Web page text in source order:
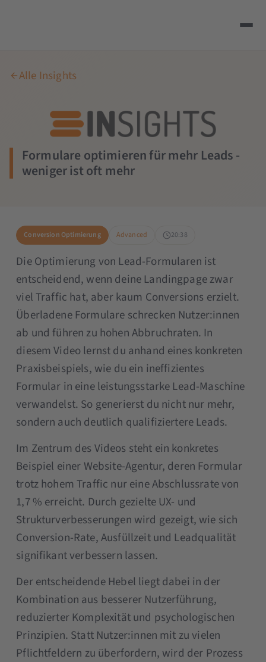
Alle Insights
Formulare optimieren für mehr Leads -
weniger ist oft mehr
Conversion Optimierung Advanced 20:38
Die Optimierung von Lead-Formularen ist
entscheidend, wenn deine Landingpage zwar
viel Traffic hat, aber kaum Conversions erzielt.
Überladene Formulare schrecken Nutzer:innen
ab und führen zu hohen Abbruchraten. In
diesem Video lernst du anhand eines konkreten
Praxisbeispiels, wie du ein ineffizientes
Formular in eine leistungsstarke Lead-Maschine
verwandelst. So generierst du nicht nur mehr,
sondern auch deutlich qualifiziertere Leads.
Im Zentrum des Videos steht ein konkretes
Beispiel einer Website-Agentur, deren Formular
trotz hohem Traffic nur eine Abschlussrate von
1,7 % erreicht. Durch gezielte UX- und
Strukturverbesserungen wird gezeigt, wie sich
Conversion-Rate, Ausfüllzeit und Leadqualität
signifikant verbessern lassen.
Der entscheidende Hebel liegt dabei in der
Kombination aus besserer Nutzerführung,
reduzierter Komplexität und psychologischen
Prinzipien. Statt Nutzer:innen mit zu vielen
Pflichtfeldern zu überfordern, wird der Prozess